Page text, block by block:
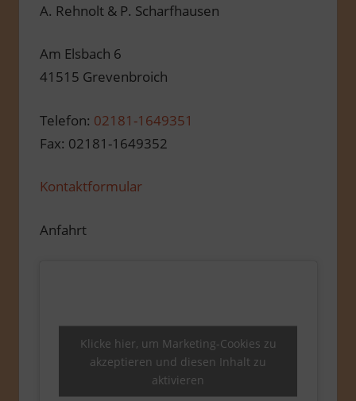
A. Rehnolt & P. Scharfhausen
Am Elsbach 6
41515 Grevenbroich
Telefon: 02181-1649351
Fax: 02181-1649352
Kontaktformular
Anfahrt
Klicke hier, um Marketing-Cookies zu
akzeptieren und diesen Inhalt zu
aktivieren